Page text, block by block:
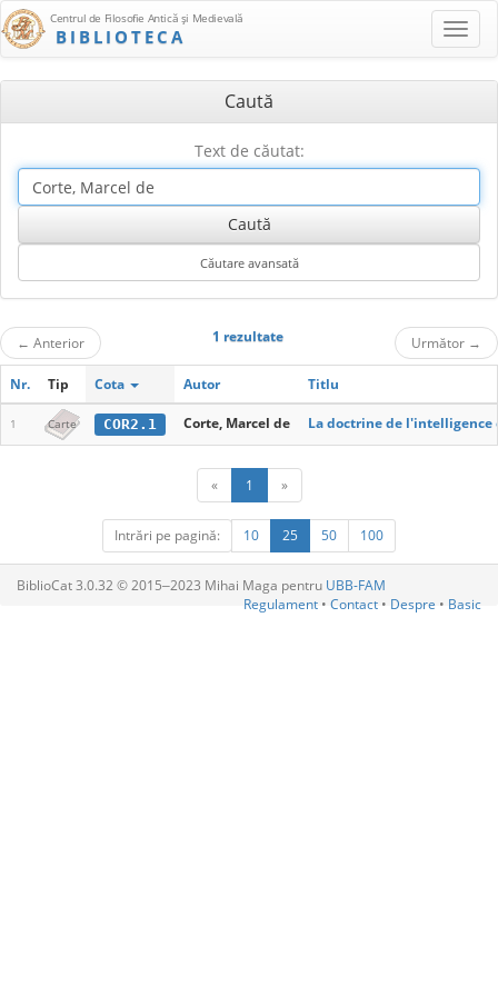
Centrul de Filosofie Antică şi Medievală
BIBLIOTECA
Caută
Text de căutat:
← Anterior 1 rezultate Următor →
Nr. Tip Cota Autor Titlu
1 Carte COR2.1 Corte, Marcel de La doctrine de l'intelligence
« 1 »
Intrări pe pagină: 10 25 50 100
BiblioCat 3.0.32 © 2015‒2023 Mihai Maga pentru UBB-FAM
Regulament • Contact • Despre • Basic